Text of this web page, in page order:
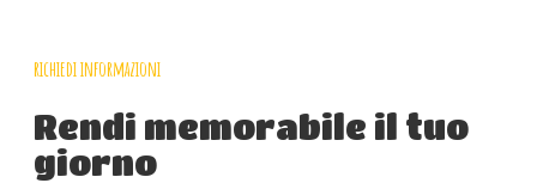
richiedi informazioni
Rendi memorabile il tuo
giorno